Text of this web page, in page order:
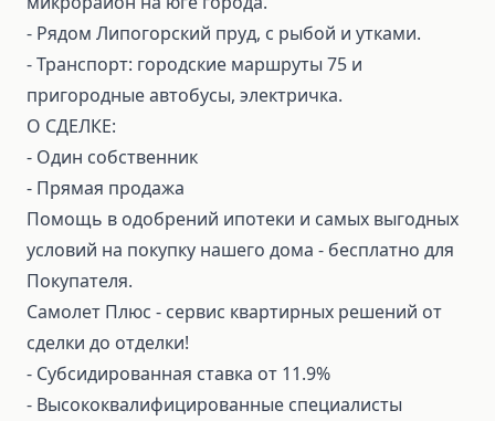
- Рядом Липогорский пруд, с рыбой и утками.
- Транспорт: городские маршруты 75 и
пригородные автобусы, электричка.
О СДЕЛКЕ:
- Один собственник
- Прямая продажа
Помощь в одобрений ипотеки и самых выгодных
условий на покупку нашего дома - бесплатно для
Покупателя.
Самолет Плюс - сервис квартирных решений от
сделки до отделки!
- Субсидированная ставка от 11.9%
- Высококвалифицированные специалисты